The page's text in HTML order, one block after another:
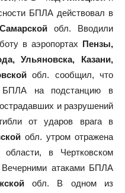
БПЛА действовал в
обл. Вводили
в аэропортах Пензы,
Ульяновска, Казани,
обл. сообщил, что
БПЛА на подстанцию в
и разрушений
от ударов врага в
обл. утром отражена
в Чертковском
атаками БПЛА
обл. В одном из